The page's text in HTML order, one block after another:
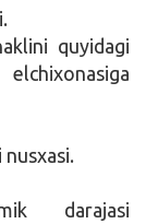
quyidagi
darajasi